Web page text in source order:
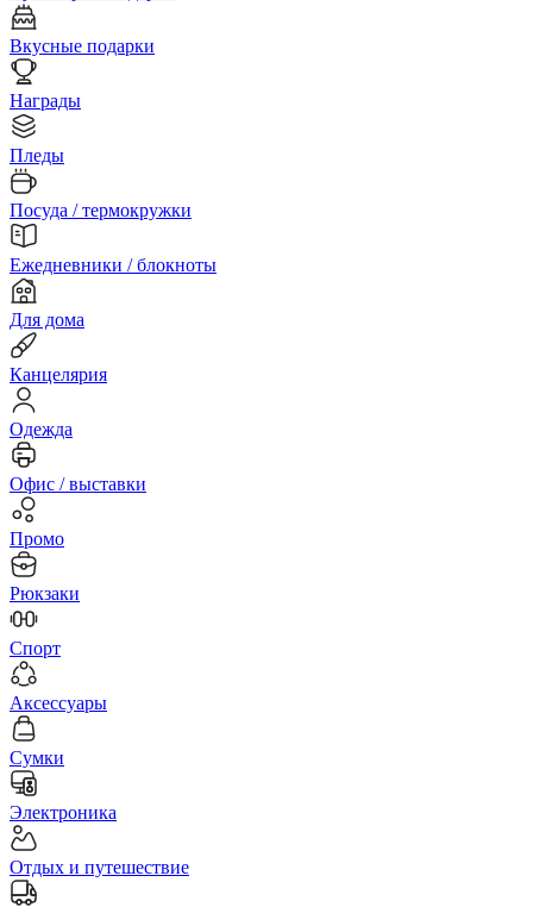
Вкусные подарки
Награды
Пледы
Посуда / термокружки
Ежедневники / блокноты
Для дома
Канцелярия
Одежда
Офис / выставки
Промо
Рюкзаки
Спорт
Аксессуары
Сумки
Электроника
Отдых и путешествие